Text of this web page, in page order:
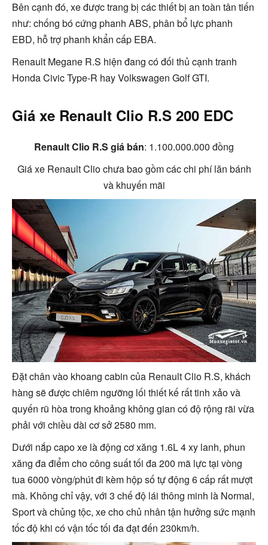
Bên cạnh đó, xe được trang bị các thiết bị an toàn tân tiến
như: chống bó cứng phanh ABS, phân bổ lực phanh
EBD, hỗ trợ phanh khẩn cấp EBA.
Renault Megane R.S hiện đang có đối thủ cạnh tranh
Honda Civic Type-R hay Volkswagen Golf GTI.
Giá xe Renault Clio R.S 200 EDC
Renault Clio R.S giá bán: 1.100.000.000 đồng
Giá xe Renault Clio chưa bao gồm các chi phí lăn bánh
và khuyến mãi
Đặt chân vào khoang cabin của Renault Clio R.S, khách
hàng sẽ được chiêm ngưỡng lối thiết kế rất tinh xảo và
quyến rũ hòa trong khoảng không gian có độ rộng rãi vừa
phải với chiều dài cơ sở 2580 mm.
Dưới nắp capo xe là động cơ xăng 1.6L 4 xy lanh, phun
xăng đa điểm cho công suất tối đa 200 mã lực tại vòng
tua 6000 vòng/phút đi kèm hộp số tự động 6 cấp rất mượt
mà. Không chỉ vậy, với 3 chế độ lái thông minh là Normal,
Sport và chủng tộc, xe cho chủ nhân tận hưởng sức mạnh
tốc độ khi có vận tốc tối đa đạt đến 230km/h.